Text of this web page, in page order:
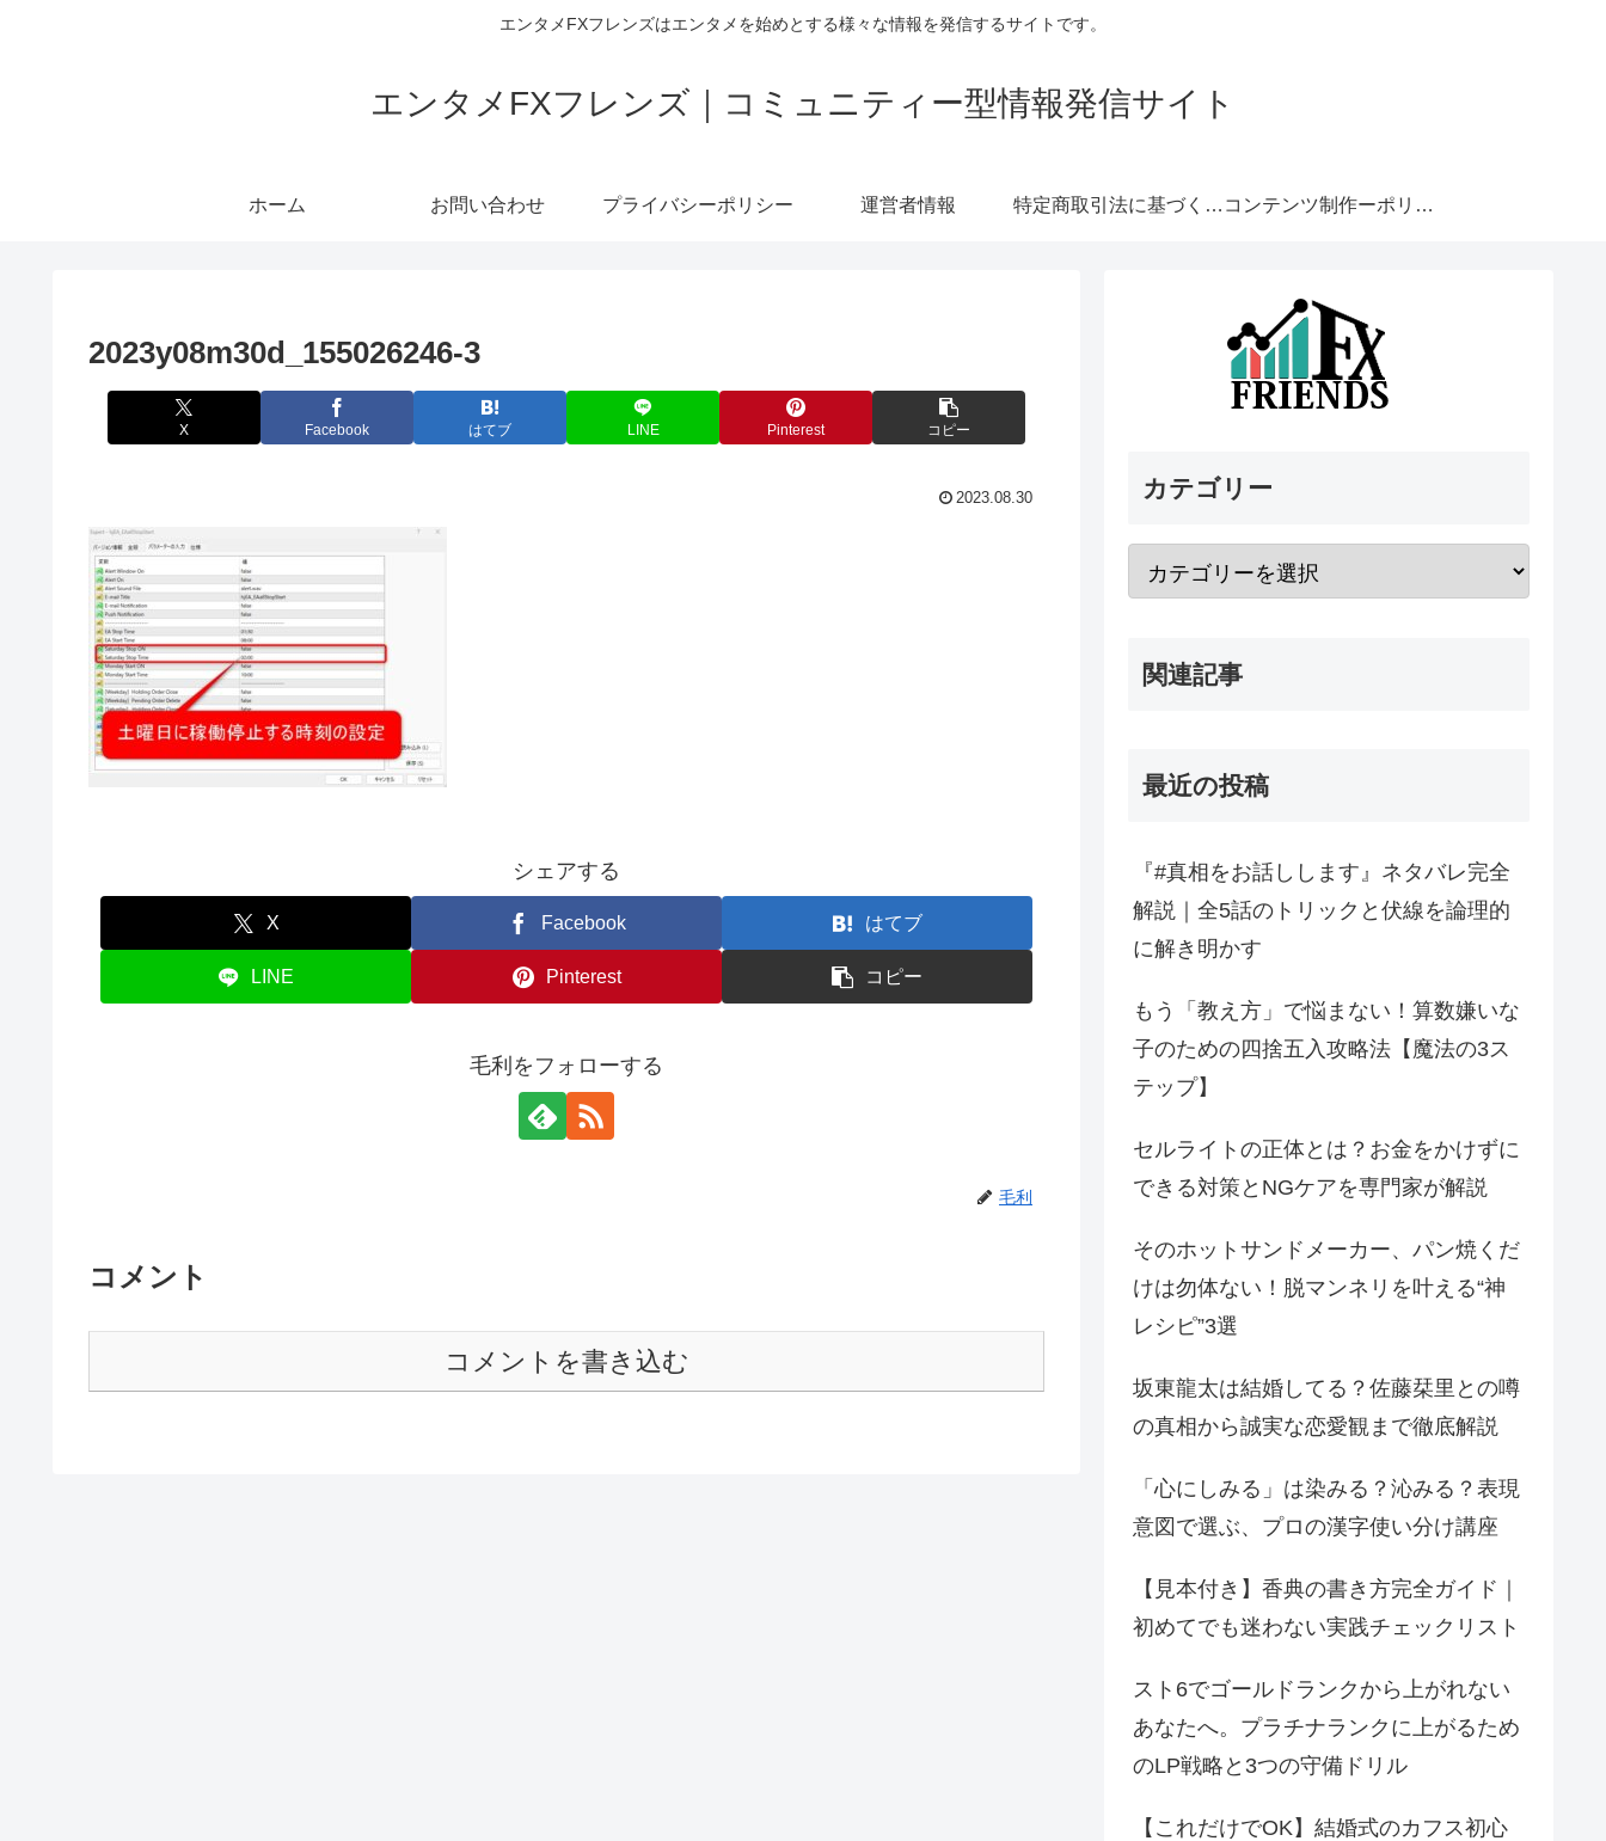
エンタメFXフレンズはエンタメを始めとする様々な情報を発信するサイトです。
エンタメFXフレンズ｜コミュニティー型情報発信サイト
ホーム お問い合わせ プライバシーポリシー 運営者情報 特定商取引法に基づく表記 コンテンツ制作ーポリシー
2023y08m30d_155026246-3
X Facebook はてブ LINE Pinterest コピー
2023.08.30
シェアする
X Facebook はてブ
LINE Pinterest コピー
毛利をフォローする
毛利
コメント
コメントを書き込む
カテゴリー
関連記事
最近の投稿
『#真相をお話しします』ネタバレ完全
解説｜全5話のトリックと伏線を論理的
に解き明かす
もう「教え方」で悩まない！算数嫌いな
子のための四捨五入攻略法【魔法の3ス
テップ】
セルライトの正体とは？お金をかけずに
できる対策とNGケアを専門家が解説
そのホットサンドメーカー、パン焼くだ
けは勿体ない！脱マンネリを叶える“神
レシピ”3選
坂東龍太は結婚してる？佐藤栞里との噂
の真相から誠実な恋愛観まで徹底解説
「心にしみる」は染みる？沁みる？表現
意図で選ぶ、プロの漢字使い分け講座
【見本付き】香典の書き方完全ガイド｜
初めてでも迷わない実践チェックリスト
スト6でゴールドランクから上がれない
あなたへ。プラチナランクに上がるため
のLP戦略と3つの守備ドリル
【これだけでOK】結婚式のカフス初心